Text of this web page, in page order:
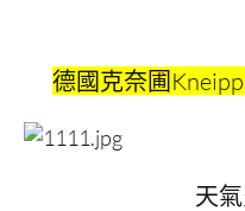
德國克奈圃
天